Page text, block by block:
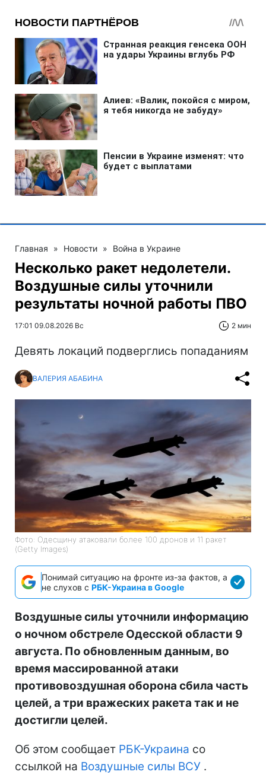
Главная » Новости » Война в Украине
Несколько ракет недолетели.
Воздушные силы уточнили
результаты ночной работы ПВО
17:01 09.08.2026 Вс 2 мин
Девять локаций подверглись попаданиям
ВАЛЕРИЯ АБАБИНА
Фото: Одесщину атаковали более 100 дронов и 11 ракет
(Getty Images)
Понимай ситуацию на фронте из-за фактов, а
не слухов с РБК-Украина в Google
Воздушные силы уточнили информацию
о ночном обстреле Одесской области 9
августа. По обновленным данным, во
время массированной атаки
противовоздушная оборона сбила часть
целей, а три вражеских ракета так и не
достигли целей.
Об этом сообщает РБК-Украина со
ссылкой на Воздушные силы ВСУ .